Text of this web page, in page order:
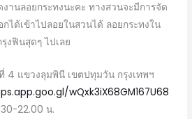
านลอยกระทงนะคะ ทางสวนจะมีการจัด
ได้เข้าไปลอยในสวนได้ ลอยกระทงใน
งฟินสุดๆ ไปเลย
4 แขวงลุมพินี เขตปทุมวัน กรุงเทพฯ
wQxk3iX68GM167U68
22.00 น.